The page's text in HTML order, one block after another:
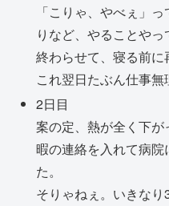
「こりゃ、やべぇ」
りなど、やることや
終わらせて、寝る前
これ翌日たぶん仕事無
2日目
案の定、熱が全く下
暇の連絡を入れて病
た。
そりゃねぇ。いきな